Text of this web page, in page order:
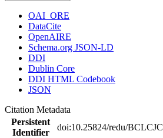
OAI_ORE
DataCite
OpenAIRE
Schema.org JSON-LD
DDI
Dublin Core
DDI HTML Codebook
JSON
Citation Metadata
Persistent
Identifier
doi:10.25824/redu/BCLCJC